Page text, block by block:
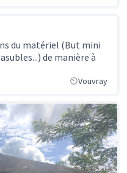
du matériel (But mini
de manière à
Vouvray